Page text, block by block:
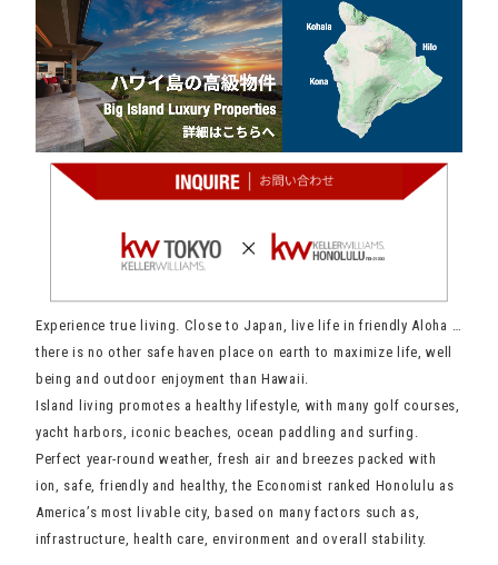
Experience true living. Close to Japan, live life in friendly Aloha …
there is no other safe haven place on earth to maximize life, well
being and outdoor enjoyment than Hawaii.
Island living promotes a healthy lifestyle, with many golf courses,
yacht harbors, iconic beaches, ocean paddling and surfing.
Perfect year-round weather, fresh air and breezes packed with
ion, safe, friendly and healthy, the Economist ranked Honolulu as
America’s most livable city, based on many factors such as,
infrastructure, health care, environment and overall stability.